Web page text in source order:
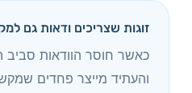
זוגות שצריכים ודאות גם
כאשר חוסר הוודאות סביב
והעתיד מייצר פחדים